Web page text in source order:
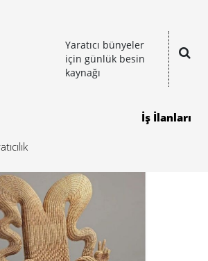
Yaratıcı bünyeler
için günlük besin
kaynağı
İş İlanları